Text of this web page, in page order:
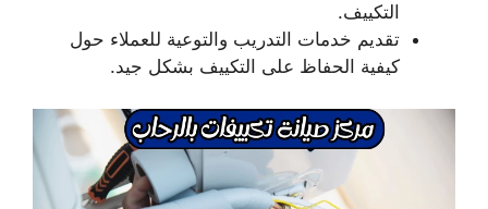
التكييف.
تقديم خدمات التدريب والتوعية للعملاء حول
كيفية الحفاظ على التكييف بشكل جيد.